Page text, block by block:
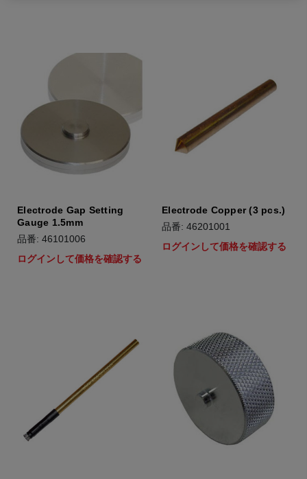
Electrode Gap Setting
Gauge 1.5mm
品番: 46101006
ログインして価格を確認する
Electrode Copper (3 pcs.)
品番: 46201001
ログインして価格を確認する